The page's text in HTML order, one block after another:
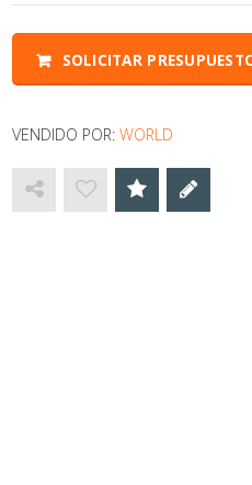
SOLICITAR
VENDIDO POR:WORLD